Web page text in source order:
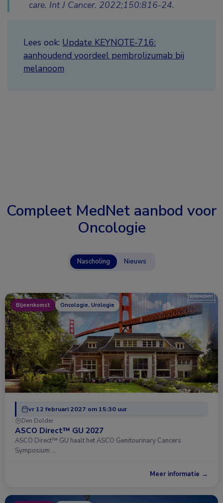
care. Int J Cancer. 2022;150:816-24.
Lees ook: Update KEYNOTE-716:
aanhoudend voordeel pembrolizumab bij
melanoom
Compleet MedNet aanbod voor
Oncologie
Nascholing Nieuws
Bijeenkomst Oncologie, Urologie
vr 12 februari 2027 om 15:30 uur
Den Dolder
ASCO Direct™ GU 2027
ASCO Direct™ GU haalt het ASCO Genitourinary Cancers
Symposium …
Meer informatie →